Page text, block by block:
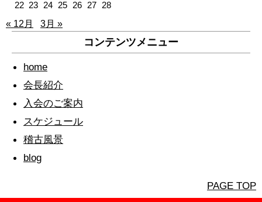
22 23 24 25 26 27 28
« 12月 3月 »
コンテンツメニュー
home
会長紹介
入会のご案内
スケジュール
稽古風景
blog
PAGE TOP